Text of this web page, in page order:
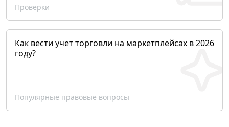
Проверки
Как вести учет торговли на маркетплейсах в 2026
году?
Популярные правовые вопросы